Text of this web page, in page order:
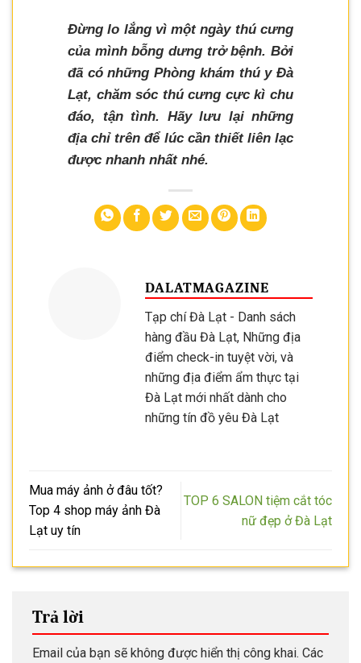
Đừng lo lắng vì một ngày thú cưng
của mình bỗng dưng trở bệnh. Bởi
đã có những Phòng khám thú y Đà
Lạt, chăm sóc thú cưng cực kì chu
đáo, tận tình. Hãy lưu lại những
địa chỉ trên để lúc cần thiết liên lạc
được nhanh nhất nhé.
DALATMAGAZINE
Tạp chí Đà Lạt - Danh sách
hàng đầu Đà Lạt, Những địa
điểm check-in tuyệt vời, và
những địa điểm ẩm thực tại
Đà Lạt mới nhất dành cho
những tín đồ yêu Đà Lạt
Mua máy ảnh ở đâu tốt?
Top 4 shop máy ảnh Đà
Lạt uy tín
TOP 6 SALON tiệm cắt tóc
nữ đẹp ở Đà Lạt
Trả lời
Email của bạn sẽ không được hiển thị công khai. Các